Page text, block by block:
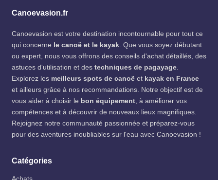
Canoevasion.fr
Canoevasion est votre destination incontournable pour tout ce
qui concerne le canoë et le kayak. Que vous soyez débutant
ou expert, nous vous offrons des conseils d'achat détaillés, des
astuces d'utilisation et des techniques de pagayage.
Explorez les meilleurs spots de canoë et kayak en France
et ailleurs grâce à nos recommandations. Notre objectif est de
vous aider à choisir le bon équipement, à améliorer vos
compétences et à découvrir de nouveaux lieux magnifiques.
Rejoignez notre communauté passionnée et préparez-vous
pour des aventures inoubliables sur l'eau avec Canoevasion !
Catégories